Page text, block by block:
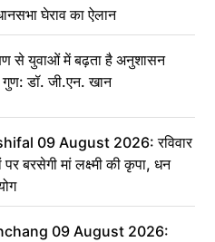
घेराव का ऐलान
से युवाओं में बढ़ता है अनुशासन
डॉ. जी.एन. खान
09 August 2026: रविवार
पर बरसेगी मां लक्ष्मी की कृपा, धन
09 August 2026: